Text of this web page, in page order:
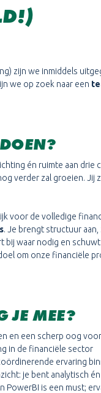
zijn we inmiddels
we op zoek naar een
én ruimte aan drie
verder zal groeien.
voor de volledige
. Je brengt structuur
bij waar nodig en
om onze financiële
JE MEE?
en een scherp oog
in de financiële sector
ervaring
je bent analytisch
PowerBI is een must;